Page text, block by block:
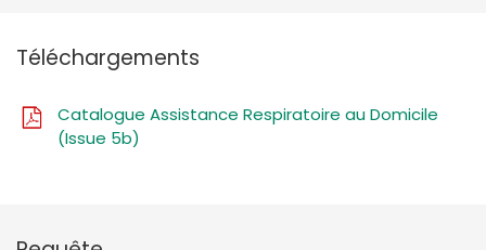
Téléchargements
Catalogue Assistance Respiratoire au Domicile
(Issue 5b)